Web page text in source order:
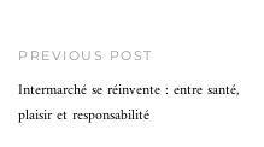
PREVIOUS POST
Intermarché se réinvente : entre santé,
plaisir et responsabilité